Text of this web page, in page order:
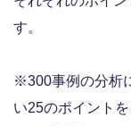
す。
※300事例の分析
い25のポイント